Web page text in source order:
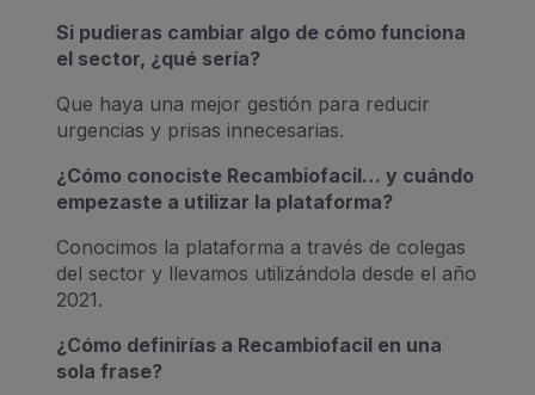
Si pudieras cambiar algo de cómo funciona
el sector, ¿qué sería?
Que haya una mejor gestión para reducir
urgencias y prisas innecesarias.
¿Cómo conociste Recambiofacil… y cuándo
empezaste a utilizar la plataforma?
Conocimos la plataforma a través de colegas
del sector y llevamos utilizándola desde el año
2021.
¿Cómo definirías a Recambiofacil en una
sola frase?